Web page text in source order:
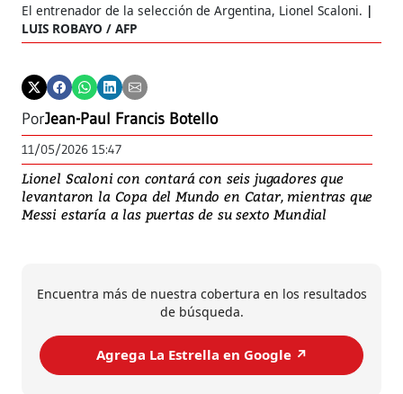
El entrenador de la selección de Argentina, Lionel Scaloni.
LUIS ROBAYO / AFP
PorJean-Paul Francis Botello
11/05/2026 15:47
Lionel Scaloni con contará con seis jugadores que
levantaron la Copa del Mundo en Catar, mientras que
Messi estaría a las puertas de su sexto Mundial
Encuentra más de nuestra cobertura en los resultados
de búsqueda.
Agrega La Estrella en Google ↗️